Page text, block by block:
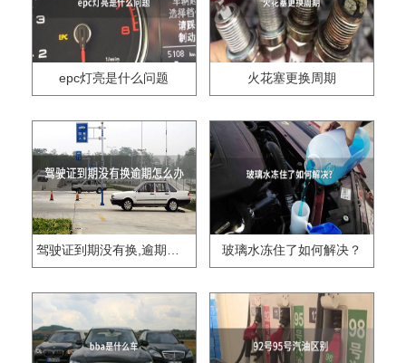
epc灯亮是什么问题 火花塞更换周期
驾驶证到期没有换,逾期怎么办?? 玻璃水冻住了如何解决？